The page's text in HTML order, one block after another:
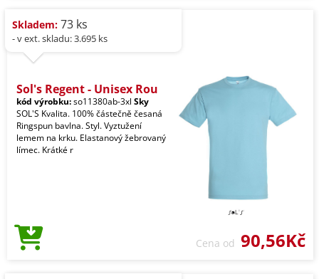
Skladem: 73 ks
- v ext. skladu: 3.695 ks
Sol's Regent - Unisex Rou
kód výrobku:so11380ab-3xl Sky
SOL'S Kvalita. 100% částečně česaná
Ringspun bavlna. Styl. Vyztužení
lemem na krku. Elastanový žebrovaný
límec. Krátké r
Cena od 90,56Kč